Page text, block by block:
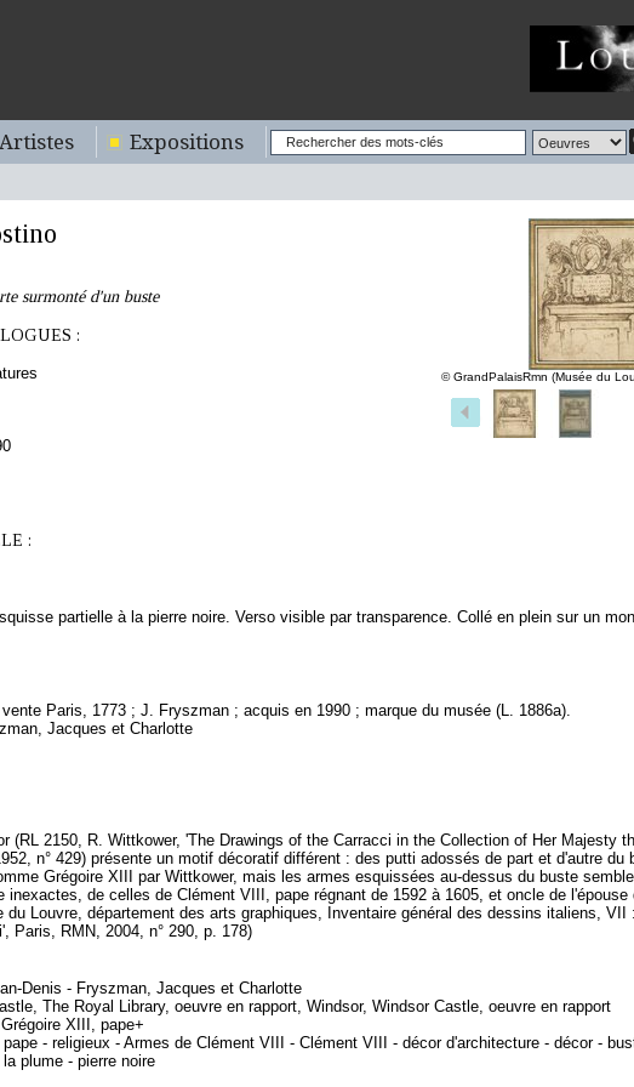
Artistes Expositions
© GrandPalaisRmn (Musée du
surmonté d'un buste
:
:
partielle à la pierre noire. Verso visible par transparence. Collé en plein sur un
Paris, 1773 ; J. Fryszman ; acquis en 1990 ; marque du musée (L. 1886a).
Jacques et Charlotte
(RL 2150, R. Wittkower, 'The Drawings of the Carracci in the Collection of Her Majesty
n° 429) présente un motif décoratif différent : des putti adossés de part et d'autre du
Grégoire XIII par Wittkower, mais les armes esquissées au-dessus du buste
inexactes, de celles de Clément VIII, pape régnant de 1592 à 1605, et oncle de l'épouse
du Louvre, département des arts graphiques, Inventaire général des dessins italiens, VII
Paris, RMN, 2004, n° 290, p. 178)
Denis - Fryszman, Jacques et Charlotte
The Royal Library, oeuvre en rapport, Windsor, Windsor Castle, oeuvre en rapport
XIII, pape+
- religieux - Armes de Clément VIII - Clément VIII - décor d'architecture - décor -
plume - pierre noire